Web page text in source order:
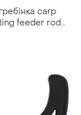
carp
feeder rod